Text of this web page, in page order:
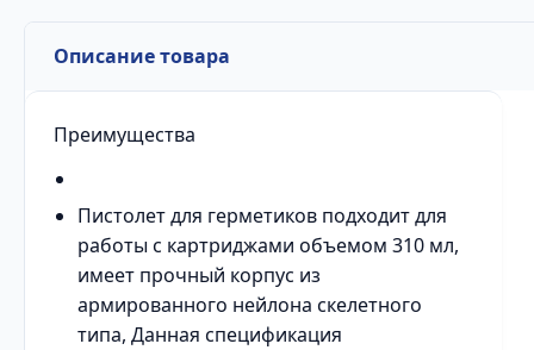
Описание товара
Преимущества
Пистолет для герметиков подходит для
работы с картриджами объемом 310 мл,
имеет прочный корпус из
армированного нейлона скелетного
типа, Данная спецификация